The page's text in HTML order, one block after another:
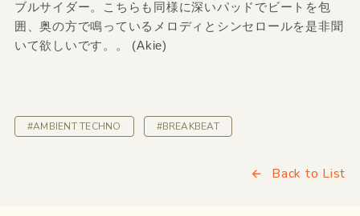
ブルサイダー。こちらも同様に深いパッドでビートを包
囲、奥の方で鳴っているメロディとシンセロールを是非聞
いて欲しいです。。 (Akie)
#AMBIENT TECHNO #BREAKBEAT
Back to List